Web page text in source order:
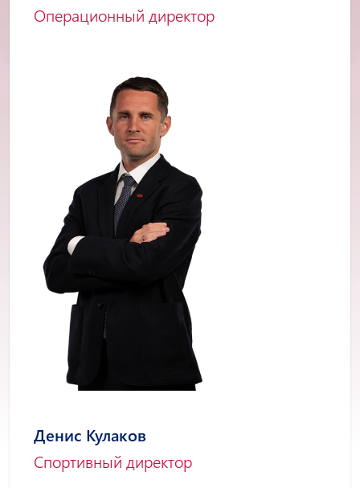
Операционный директор
Денис Кулаков
Спортивный директор